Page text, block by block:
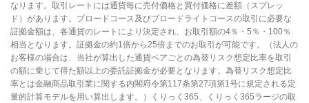
なります。取引レートには通貨毎に売付価格と買付価格に差額（スプレッ
ド）があります。ブロードコース及びブロードライトコースの取引に必要な
証拠金額は、各通貨のレートにより決定され、お取引額の4％・5％・100％
相当となります。証拠金の約1倍から25倍までのお取引が可能です。（法人の
お客様の場合は、当社が算出した通貨ペアごとの為替リスク想定比率を取引
の額に乗じて得た額以上の委託証拠金が必要となります。為替リスク想定比
率とは金融商品取引業に関する内閣府令第117条第27項第1号に規定される定
量的計算モデルを用い算出します。）くりっく365、くりっく365ラージの取